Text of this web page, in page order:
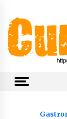
content